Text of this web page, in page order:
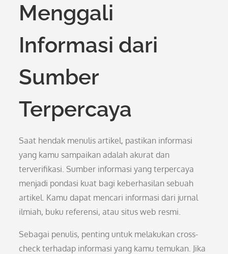
Menggali
Informasi dari
Sumber
Terpercaya
Saat hendak menulis artikel, pastikan informasi
yang kamu sampaikan adalah akurat dan
terverifikasi. Sumber informasi yang terpercaya
menjadi pondasi kuat bagi keberhasilan sebuah
artikel. Kamu dapat mencari informasi dari jurnal
ilmiah, buku referensi, atau situs web resmi.
Sebagai penulis, penting untuk melakukan cross-
check terhadap informasi yang kamu temukan. Jika